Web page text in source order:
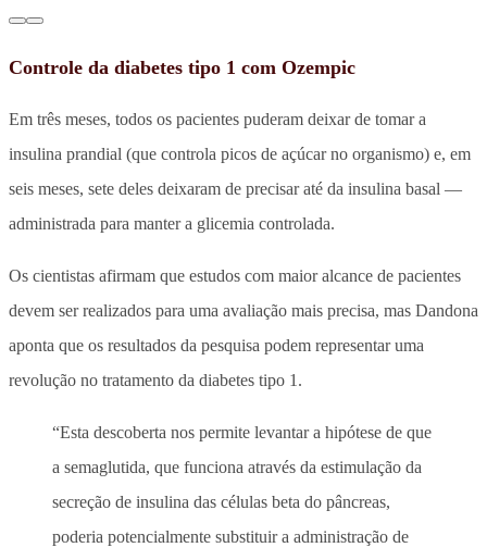
Controle da diabetes tipo 1 com Ozempic
Em três meses, todos os pacientes puderam deixar de tomar a
insulina prandial (que controla picos de açúcar no organismo) e, em
seis meses, sete deles deixaram de precisar até da insulina basal —
administrada para manter a glicemia controlada.
Os cientistas afirmam que estudos com maior alcance de pacientes
devem ser realizados para uma avaliação mais precisa, mas Dandona
aponta que os resultados da pesquisa podem representar uma
revolução no tratamento da diabetes tipo 1.
“Esta descoberta nos permite levantar a hipótese de que
a semaglutida, que funciona através da estimulação da
secreção de insulina das células beta do pâncreas,
poderia potencialmente substituir a administração de